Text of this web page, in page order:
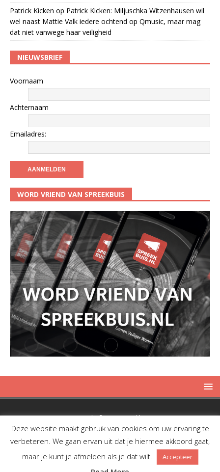
Patrick Kicken op Patrick Kicken: Miljuschka Witzenhausen wil
wel naast Mattie Valk iedere ochtend op Qmusic, maar mag
dat niet vanwege haar veiligheid
NIEUWSBRIEF
Voornaam
Achternaam
Emailadres:
WORD VRIEND VAN SPREEKBUIS
Copyright © 2019 Spreekbuis
Deze website maakt gebruik van cookies om uw ervaring te
verbeteren. We gaan ervan uit dat je hiermee akkoord gaat,
maar je kunt je afmelden als je dat wilt.
Accepteer